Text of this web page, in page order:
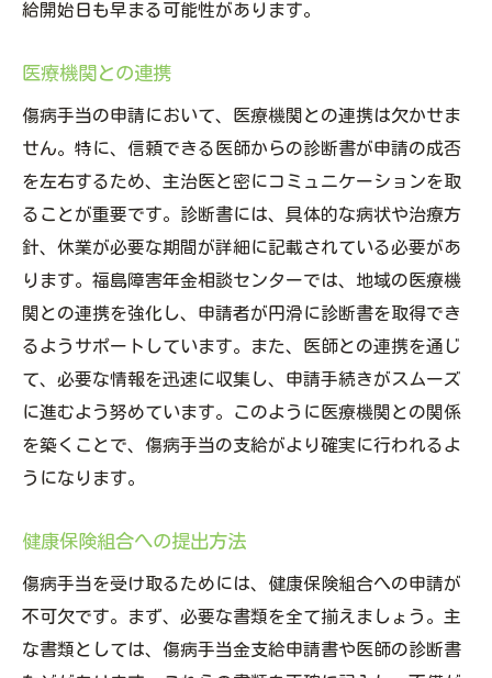
給開始日も早まる可能性があります。
医療機関との連携
傷病手当の申請において、医療機関との連携は欠かせま
せん。特に、信頼できる医師からの診断書が申請の成否
を左右するため、主治医と密にコミュニケーションを取
ることが重要です。診断書には、具体的な病状や治療方
針、休業が必要な期間が詳細に記載されている必要があ
ります。福島障害年金相談センターでは、地域の医療機
関との連携を強化し、申請者が円滑に診断書を取得でき
るようサポートしています。また、医師との連携を通じ
て、必要な情報を迅速に収集し、申請手続きがスムーズ
に進むよう努めています。このように医療機関との関係
を築くことで、傷病手当の支給がより確実に行われるよ
うになります。
健康保険組合への提出方法
傷病手当を受け取るためには、健康保険組合への申請が
不可欠です。まず、必要な書類を全て揃えましょう。主
な書類としては、傷病手当金支給申請書や医師の診断書